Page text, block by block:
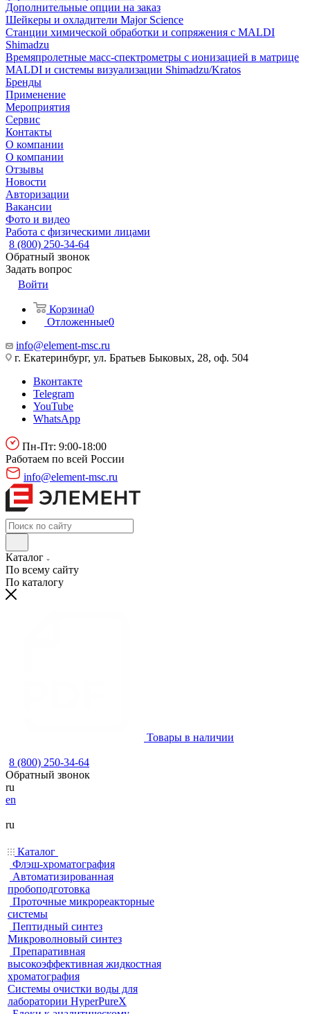
Дополнительные опции на заказ
Шейкеры и охладители Major Science
Станции химической обработки и сопряжения с MALDI
Shimadzu
Времяпролетные масс-спектрометры с ионизацией в матрице
MALDI и системы визуализации Shimadzu/Kratos
Бренды
Применение
Мероприятия
Сервис
Контакты
О компании
О компании
Отзывы
Новости
Авторизации
Вакансии
Фото и видео
Работа с физическими лицами
8 (800) 250-34-64
Обратный звонок
Задать вопрос
Войти
Корзина0
Отложенные0
info@element-msc.ru
г. Екатеринбург, ул. Братьев Быковых, 28, оф. 504
Вконтакте
Telegram
YouTube
WhatsApp
Пн-Пт: 9:00-18:00
Работаем по всей России
info@element-msc.ru
Каталог
По всему сайту
По каталогу
Товары в наличии
8 (800) 250-34-64
Обратный звонок
ru
en
ru
Каталог
Флэш-хроматография
Автоматизированная
пробоподготовка
Проточные микрореакторные
системы
Пептидный синтез
Микроволновый синтез
Препаративная
высокоэффективная жидкостная
хроматография
Системы очистки воды для
лаборатории HyperPureX